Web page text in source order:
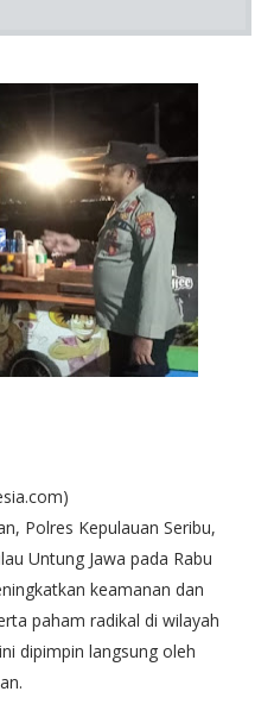
Polres Kepulauan Seribu,
Untung Jawa pada Rabu
keamanan dan
paham radikal di wilayah
dipimpin langsung oleh